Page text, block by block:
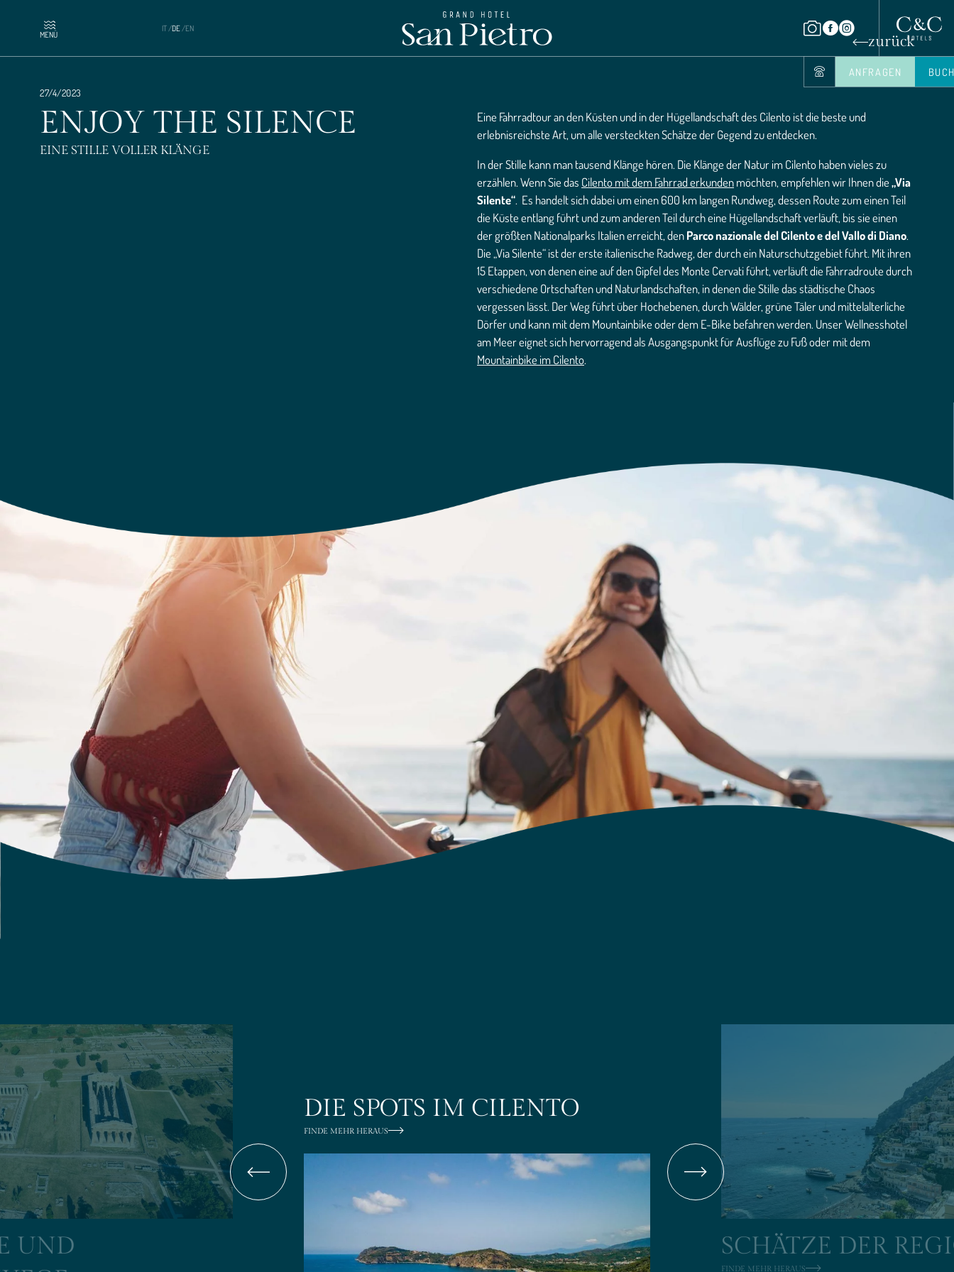
MENÜ
IT/DE/EN
GRAND HOTEL SAN PIETRO
SOCIAL MEDIA WALL
KONGRESSZENTRUM
WOHNEN
ENTSPANNEN
SCHÄTZE DER REGION
ANFRAGEN
zurück
27/4/2023
ENJOY THE SILENCE
EINE STILLE VOLLER KLÄNGE
Eine Fahrradtour an den Küsten und in der Hügellandschaft des Cilento ist die beste und
erlebnisreichste Art, um alle versteckten Schätze der Gegend zu entdecken.
In der Stille kann man tausend Klänge hören. Die Klänge der Natur im Cilento haben vieles zu
erzählen. Wenn Sie das Cilento mit dem Fahrrad erkundenmöchten, empfehlen wir Ihnen die„Via
Silente“. Es handelt sich dabei um einen 600 km langen Rundweg, dessen Route zum einen Teil
die Küste entlang führt und zum anderen Teil durch eine Hügellandschaft verläuft, bis sie einen
der größten Nationalparks Italien erreicht, denParco nazionale del Cilento e del Vallo di Diano.
Die „Via Silente“ ist der erste italienische Radweg, der durch ein Naturschutzgebiet führt. Mit ihren
15 Etappen, von denen eine auf den Gipfel des Monte Cervati führt, verläuft die Fahrradroute durch
verschiedene Ortschaften und Naturlandschaften, in denen die Stille das städtische Chaos
vergessen lässt. Der Weg führt über Hochebenen, durch Wälder, grüne Täler und mittelalterliche
Dörfer und kann mit dem Mountainbike oder dem E-Bike befahren werden. Unser Wellnesshotel
am Meer eignet sich hervorragend als Ausgangspunkt für Ausflüge zu Fuß oder mit dem
Mountainbike im Cilento.
UND
DIE SPOTS IM CILENTO
FINDE MEHR HERAUS
SCHÄTZE DER
FINDE MEHR HERAUS